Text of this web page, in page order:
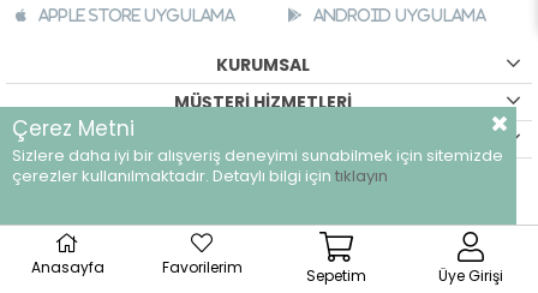
Apple Store Uygulama Android Uygulama
KURUMSAL
MÜŞTERİ HİZMETLERİ
©breeze.com.tr - Tüm hakları saklıdır.
Anasayfa Favorilerim Sepetim Üye Girişi
Çerez Metni
Sizlere daha iyi bir alışveriş deneyimi sunabilmek için sitemizde
çerezler kullanılmaktadır. Detaylı bilgi için tıklayın